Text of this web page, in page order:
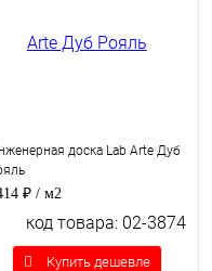
доска Lab Arte Дуб
₽ / м2
код товара: 02-3874
Купить дешевле